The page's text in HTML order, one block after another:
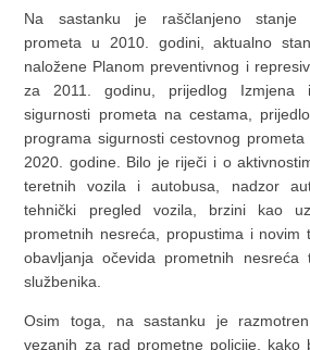
Na sastanku je raščlanjeno stanje
prometa u 2010. godini, aktualno
naložene Planom preventivnog i
za 2011. godinu, prijedlog
sigurnosti prometa na cestama,
programa sigurnosti cestovnog
2020. godine. Bilo je riječi i o
teretnih vozila i autobusa, nadzor
tehnički pregled vozila, brzini kao
prometnih nesreća, propustima i novim
obavljanja očevida prometnih nesreća
službenika.
Osim toga, na sastanku je
vezanih za rad prometne policije, kako